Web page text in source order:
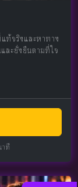
ท้จริงและหาทาง
ละยั่งยืนตามที่ใจ
ที